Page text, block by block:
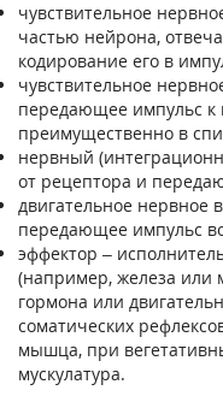
чувствительное
частью нейрона,
кодирование его в
чувствительное
передающее импульс к
преимущественно в
нервный
от рецептора и
двигательное нервное
передающее импульс
эффектор –
(например, железа
гормона или
соматических
мышца, при
мускулатура.